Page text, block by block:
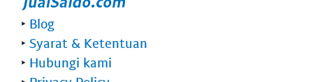
‣ Blog
‣ Syarat & Ketentuan
‣ Hubungi kami